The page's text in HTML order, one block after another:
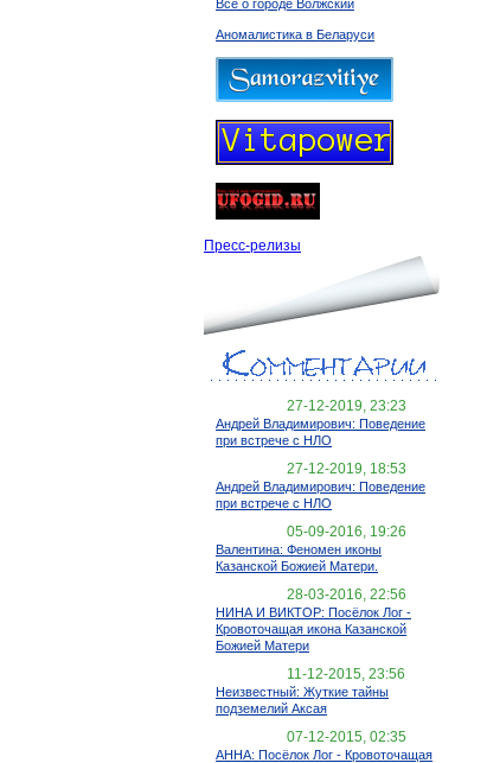
Всё о городе Волжский
Аномалистика в Беларуси
Пресс-релизы
27-12-2019, 23:23
Андрей Владимирович: Поведение
при встрече с НЛО
27-12-2019, 18:53
Андрей Владимирович: Поведение
при встрече с НЛО
05-09-2016, 19:26
Валентина: Феномен иконы
Казанской Божией Матери.
28-03-2016, 22:56
НИНА И ВИКТОР: Посёлок Лог -
Кровоточащая икона Казанской
Божией Матери
11-12-2015, 23:56
Неизвестный: Жуткие тайны
подземелий Аксая
07-12-2015, 02:35
АННА: Посёлок Лог - Кровоточащая